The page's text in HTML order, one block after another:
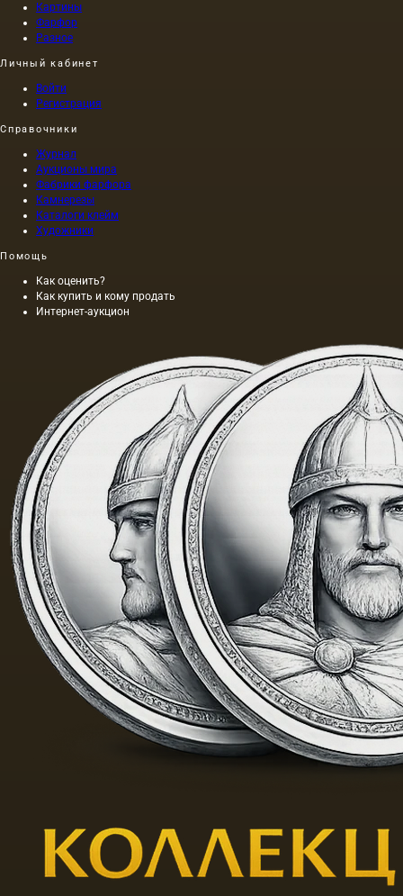
Картины
Фарфор
Разное
Личный кабинет
Войти
Регистрация
Справочники
Журнал
Аукционы мира
Фабрики фарфора
Камнерезы
Каталоги клейм
Художники
Помощь
Как оценить?
Как купить и кому продать
Интернет-аукцион